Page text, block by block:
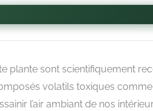
plante sont scientifiquement
volatils toxiques
l’air ambiant de nos